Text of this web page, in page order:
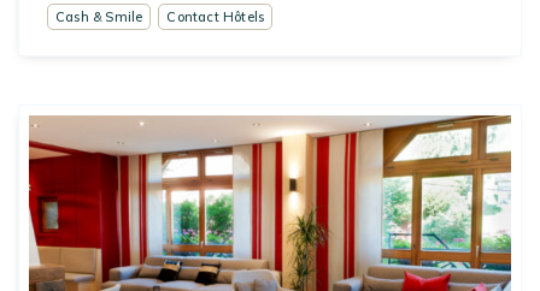
Cash & Smile Contact Hôtels